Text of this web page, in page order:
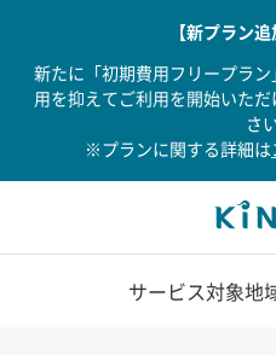
【新プラン
新たに「初期費用フリープラ
用を抑えてご利用を開始いた
さ
※プランに関する詳細は
サービス対象地